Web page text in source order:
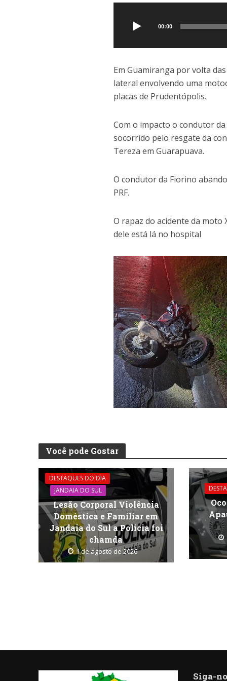
e
b
k
at
s
p
p
y
k
áudio
00:00
Em Guamiranga por volta
lateral envolvendo uma
placas de Prudentópolis.
Com o impacto o condutor
socorrido pelo resgate da
Tereza em Guarapuava.
O condutor da Fiorino
PRF.
O rapaz do acidente da moto
dele está lá no hospital
Você pode Gostar
DESTAQUES DO DIA
JANDAIA DO SUL
Lesão Corporal Violência
Doméstica e Familiar em
Jandaia do Sul a Policia foi
chamda
1 de agosto de 2026
Siga-